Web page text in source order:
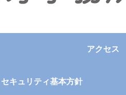
アクセス
セキュリティ基本方針